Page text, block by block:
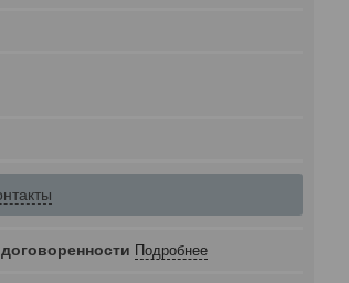
Подробнее